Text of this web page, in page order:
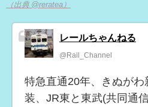
（出典 @reratea）
レールちゃんねる
@Rail_Channel
特急直通20年、きぬが
装、JR東と東武(共同通